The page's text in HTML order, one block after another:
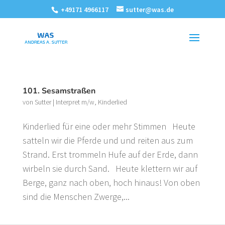
+49171 4966117 sutter@was.de
101. Sesamstraßen
von Sutter| Interpret m/w, Kinderlied
Kinderlied für eine oder mehr Stimmen Heute
satteln wir die Pferde und und reiten aus zum
Strand. Erst trommeln Hufe auf der Erde, dann
wirbeln sie durch Sand. Heute klettern wir auf
Berge, ganz nach oben, hoch hinaus! Von oben
sind die Menschen Zwerge,...